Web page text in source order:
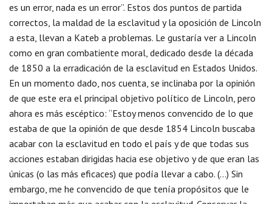
es un error, nada es un error”. Estos dos puntos de partida
correctos, la maldad de la esclavitud y la oposición de Lincoln
a esta, llevan a Kateb a problemas. Le gustaría ver a Lincoln
como en gran combatiente moral, dedicado desde la década
de 1850 a la erradicación de la esclavitud en Estados Unidos.
En un momento dado, nos cuenta, se inclinaba por la opinión
de que este era el principal objetivo político de Lincoln, pero
ahora es más escéptico: “Estoy menos convencido de lo que
estaba de que la opinión de que desde 1854 Lincoln buscaba
acabar con la esclavitud en todo el país y de que todas sus
acciones estaban dirigidas hacia ese objetivo y de que eran las
únicas (o las más eficaces) que podía llevar a cabo. (…) Sin
embargo, me he convencido de que tenía propósitos que le